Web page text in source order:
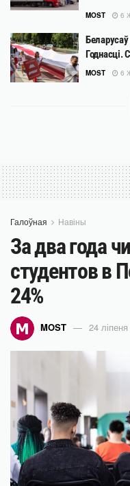
MOST 6
Годнасці.
MOST 6
Галоўная Навіны
За два года
студентов в
24%
MOST 24